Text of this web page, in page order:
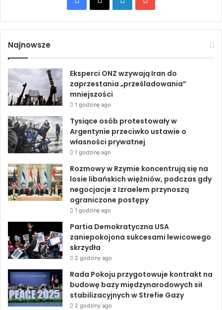
a
e
b
o
o
k
i
k
e
I
n
o
T
u
e
Najnowsze
Eksperci ONZ wzywają Iran do
zaprzestania „prześladowania”
mniejszości
1 godzinę ago
Tysiące osób protestowały w
Argentynie przeciwko ustawie o
własności prywatnej
1 godzinę ago
Rozmowy w Rzymie koncentrują się na
losie libańskich więźniów, podczas gdy
negocjacje z Izraelem przynoszą
ograniczone postępy
1 godzinę ago
Partia Demokratyczna USA
zaniepokojona sukcesami lewicowego
skrzydła
2 godziny ago
Rada Pokoju przygotowuje kontrakt na
budowę bazy międzynarodowych sił
stabilizacyjnych w Strefie Gazy
2 godziny ago